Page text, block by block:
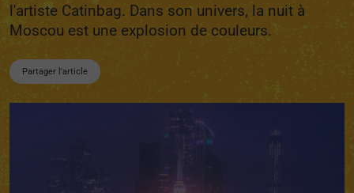
l'artiste Catinbag. Dans son univers, la nuit à
Moscou est une explosion de couleurs.
Partager l'article